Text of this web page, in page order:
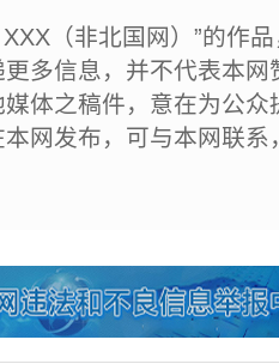
（非北国网）”的作
多信息，并不代表本
体之稿件，意在为公
网发布，可与本网联